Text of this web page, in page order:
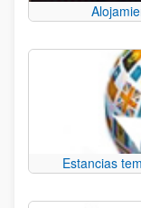
Estancias